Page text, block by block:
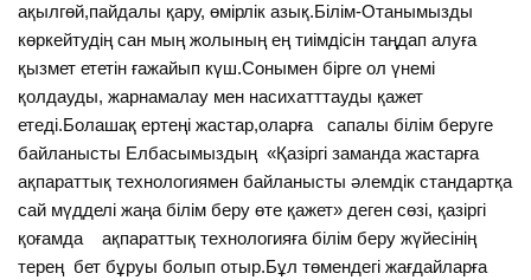
ақылгөй,пайдалы қару, өмірлік азық.Білім-Отанымызды
көркейтудің сан мың жолының ең тиімдісін таңдап алуға
қызмет ететін ғажайып күш.Сонымен бірге ол үнемі
қолдауды, жарнамалау мен насихатттауды қажет
етеді.Болашақ ертеңі жастар,оларға сапалы білім беруге
байланысты Елбасымыздың «Қазіргі заманда жастарға
ақпараттық технологиямен байланысты әлемдік стандартқа
сай мүдделі жаңа білім беру өте қажет» деген сөзі, қазіргі
қоғамда ақпараттық технологияға білім беру жүйесінің
терең бет бұруы болып отыр.Бұл төмендегі жағдайларға